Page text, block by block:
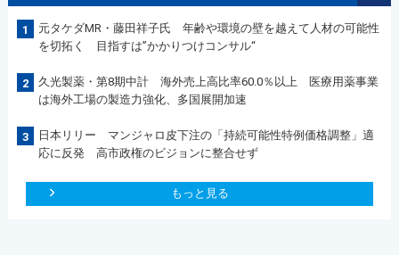
1
元タケダMR・藤田祥子氏 年齢や環境の壁を越えて人材の可能性
を切拓く 目指すは”かかりつけコンサル“
2
久光製薬・第8期中計 海外売上高比率60.0％以上 医療用薬事業
は海外工場の製造力強化、多国展開加速
3
日本リリー マンジャロ皮下注の「持続可能性特例価格調整」適
応に反発 高市政権のビジョンに整合せず
もっと見る